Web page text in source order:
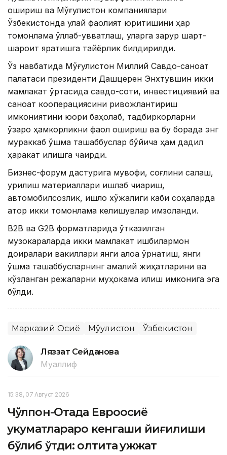
ошириш ва Мўғулистон компаниялари
Ўзбекистонда қулай фаолият юритишини ҳар
томонлама қўллаб-қувватлаш, уларга зарур шарт-
шароит яратишга тайёрлик билдирилди.
Ўз навбатида Мўғулистон Миллий Савдо-саноат
палатаси президенти Дашцерен Энхтувшин икки
мамлакат ўртасида савдо-сотиқ, инвестициявий ва
саноат кооперациясини ривожлантириш
имкониятини юқори баҳолаб, тадбиркорларни
ўзаро ҳамкорликни фаол ошириш ва бу борада энг
мураккаб қўшма ташаббуслар бўйича ҳам дадил
ҳаракат қилишга чақирди.
Бизнес-форум дастурига мувофиқ, соғлиқни сақлаш,
қурилиш материаллари ишлаб чиқариш,
автомобилсозлик, қишлоқ хўжалиги каби соҳаларда
қатор икки томонлама келишувлар имзоланди.
B2B ва G2B форматларида ўтказилган
музокараларда икки мамлакат ишбилармон
доиралари вакиллари янги алоқа ўрнатиш, янги
қўшма ташаббусларнинг амалий жиҳатларини ва
кўзланган режаларни муҳокама қилиш имконига эга
бўлди.
Марказий Осиё Мўғулистон Ўзбекистон
Ляззат Сейданова
Муаллиф
15:38, 07 Август 2026
Чўлпон-Отада Евроосиё
ҳукуматлараро кенгаши йиғилиши
бўлиб ўтди: олтита ҳужжат